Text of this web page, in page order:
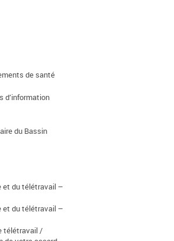
de santé
d’information
du Bassin
et du télétravail –
et du télétravail –
télétravail /